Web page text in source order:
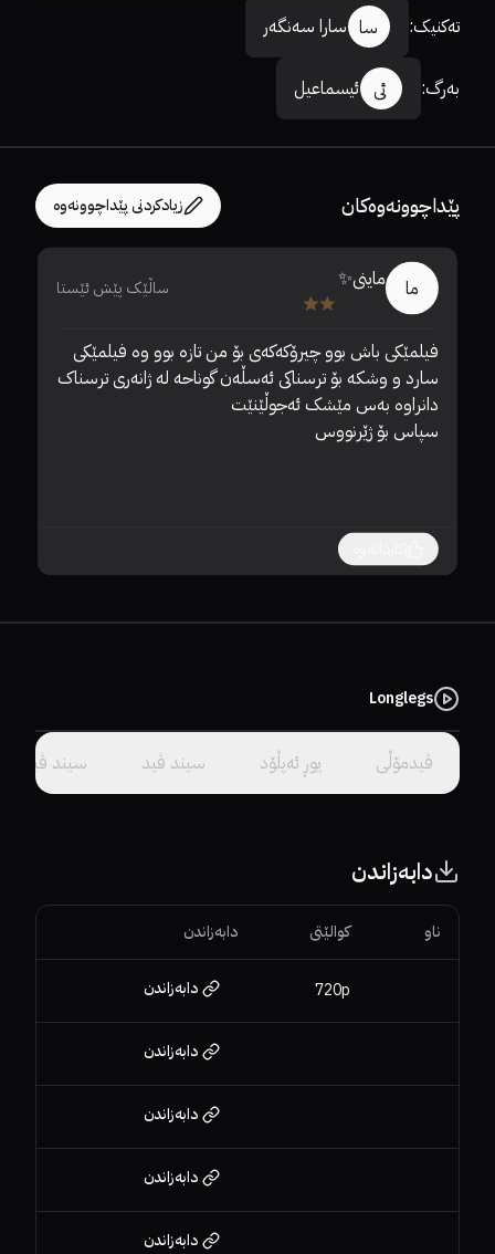
تەکنیک: سا سارا سەنگەر
بەرگ: ئی ئیسماعیل
پێداچوونەوەکان زیادکردنی پێداچوونەوە
ما ماینی✨ ساڵێک پێش ئێستا
فیلمێکی باش بوو چیرۆکەکەی بۆ من تازە بوو وە فیلمێکی
سپاس بۆ ژێرنووس
Longlegs
ڤیدمۆڵی یوڕ ئەپڵۆد سیند ڤید سیند ڤید
سێرڤەرێک هەڵبژێرە.
دابەزاندن
ناو کوالێتی دابەزاندن
720p دابەزاندن
دابەزاندن
دابەزاندن
دابەزاندن
دابەزاندن